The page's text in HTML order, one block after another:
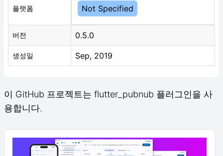
플랫폼 Not Specified
버전 0.5.0
생성일 Sep, 2019
이 GitHub 프로젝트는 flutter_pubnub 플러그인을 사
용합니다.